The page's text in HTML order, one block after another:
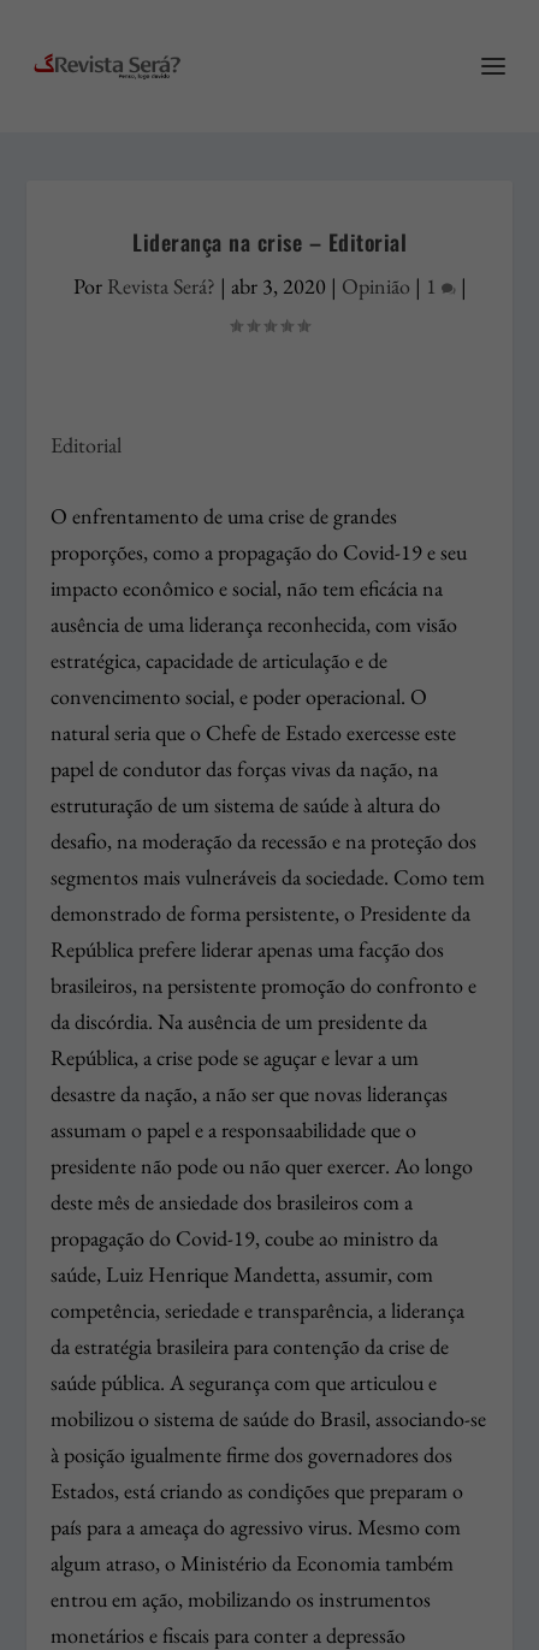
Liderança na crise – Editorial
Por Revista Será? | abr 3, 2020 | Opinião | 1 |
Editorial
O enfrentamento de uma crise de grandes
proporções, como a propagação do Covid-19 e seu
impacto econômico e social, não tem eficácia na
ausência de uma liderança reconhecida, com visão
estratégica, capacidade de articulação e de
convencimento social, e poder operacional. O
natural seria que o Chefe de Estado exercesse este
papel de condutor das forças vivas da nação, na
estruturação de um sistema de saúde à altura do
desafio, na moderação da recessão e na proteção dos
segmentos mais vulneráveis da sociedade. Como tem
demonstrado de forma persistente, o Presidente da
República prefere liderar apenas uma facção dos
brasileiros, na persistente promoção do confronto e
da discórdia. Na ausência de um presidente da
República, a crise pode se aguçar e levar a um
desastre da nação, a não ser que novas lideranças
assumam o papel e a responsaabilidade que o
presidente não pode ou não quer exercer. Ao longo
deste mês de ansiedade dos brasileiros com a
propagação do Covid-19, coube ao ministro da
saúde, Luiz Henrique Mandetta, assumir, com
competência, seriedade e transparência, a liderança
da estratégia brasileira para contenção da crise de
saúde pública. A segurança com que articulou e
mobilizou o sistema de saúde do Brasil, associando-se
à posição igualmente firme dos governadores dos
Estados, está criando as condições que preparam o
país para a ameaça do agressivo virus. Mesmo com
algum atraso, o Ministério da Economia também
entrou em ação, mobilizando os instrumentos
monetários e fiscais para conter a depressão